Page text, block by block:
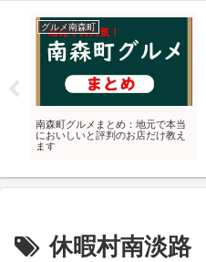
グルメ南森町
南森町グルメまとめ：地元で本当
においしいと評判のお店だけ教え
ます
休暇村南淡路